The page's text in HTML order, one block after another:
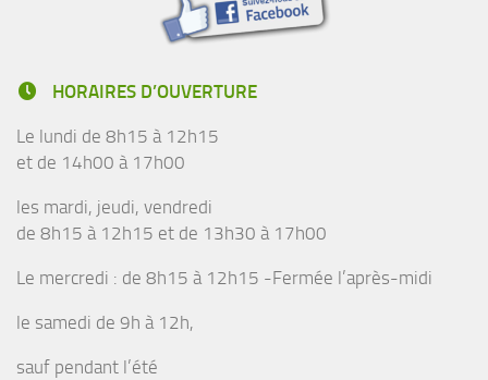
HORAIRES D’OUVERTURE
Le lundi de 8h15 à 12h15
et de 14h00 à 17h00
les mardi, jeudi, vendredi
de 8h15 à 12h15 et de 13h30 à 17h00
Le mercredi : de 8h15 à 12h15 -Fermée l’après-midi
le samedi de 9h à 12h,
sauf pendant l’été